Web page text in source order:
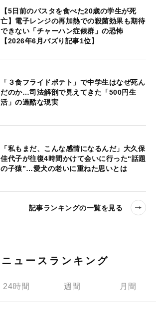
【5日前のパスタを食べた20歳の学生が死
亡】電子レンジの再加熱での殺菌効果も期待
できない「チャーハン症候群」の恐怖
【2026年6月バズり記事1位】
「３食フライドポテト」で中学生はなぜ死ん
だのか…司法解剖で見えてきた「500円生
活」の過酷な現実
「私もまだ、こんな感情になるんだ」大久保
佳代子が往復4時間かけて会いに行った“話題
の子猿”…愛犬の老いに重ねた思いとは
記事ランキングの一覧を見る
ニュースランキング
24時間 週間 月間